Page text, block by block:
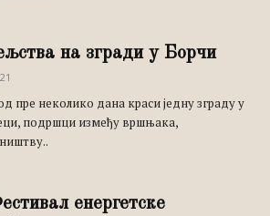
на згради у Борчи
пре неколико дана краси једну зграду у
подршци између вршњака,
енергетске